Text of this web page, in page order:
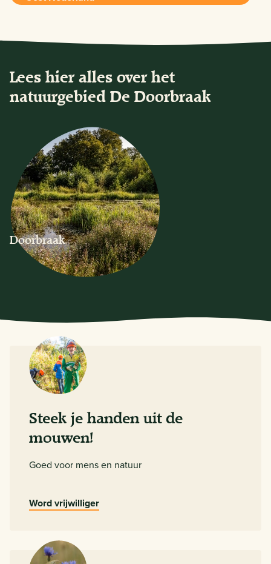
Lees hier alles over het
natuurgebied De Doorbraak
Doorbraak
Steek je handen uit de
mouwen!
Goed voor mens en natuur
Word vrijwilliger